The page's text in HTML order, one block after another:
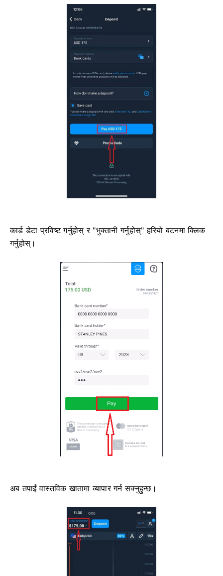
कार्ड डेटा प्रविष्ट गर्नुहोस् र "भुक्तानी गर्नुहोस्" हरियो बटनमा क्लिक
गर्नुहोस्।
अब तपाईं वास्तविक खातामा व्यापार गर्न सक्नुहुन्छ।